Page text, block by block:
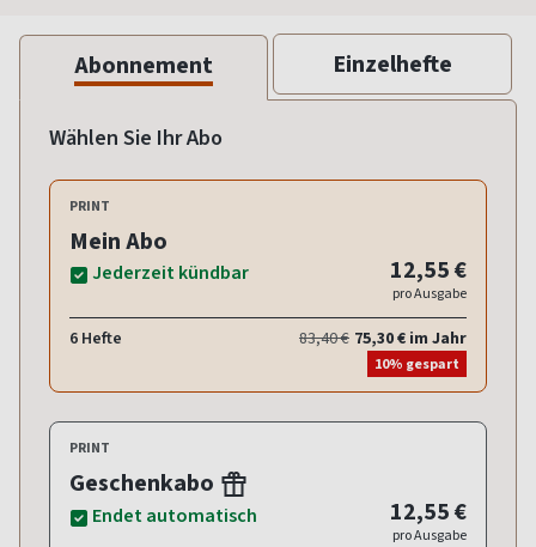
Abonnement Einzelhefte
Wählen Sie Ihr Abo
PRINT
Mein Abo
Jederzeit kündbar 12,55 €
pro Ausgabe
6 Hefte 83,40 € 75,30 € im Jahr
10% gespart
PRINT
Geschenkabo
Endet automatisch 12,55 €
pro Ausgabe